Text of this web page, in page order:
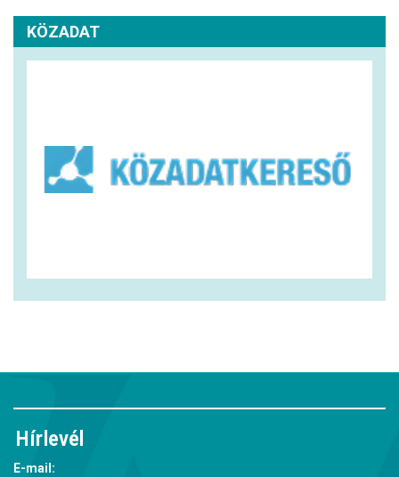
KÖZADAT
Hírlevél
E-mail: